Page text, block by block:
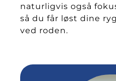
naturligvis også
så du får løst dine
ved roden.